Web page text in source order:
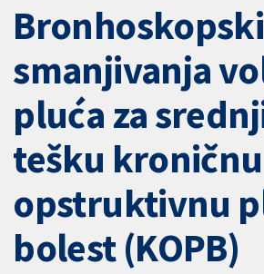
smanjivanja
pluća za
tešku kroničnu
opstruktivnu
bolest (KOPB)